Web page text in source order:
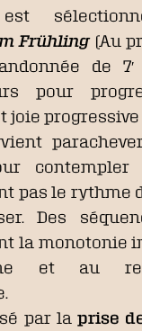
Frühling (Au
de
pour
joie progressive
contempler
pas le rythme
Des
la monotonie
et au
par la prise